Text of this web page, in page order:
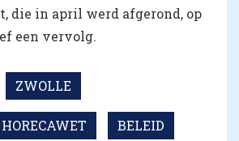
die in april werd afgerond, op
een vervolg.
ZWOLLE
BELEID